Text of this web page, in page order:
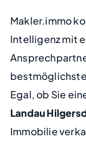
Makler.immo
Intelligenz mit
Egal, ob Sie
Landau
Immobilie